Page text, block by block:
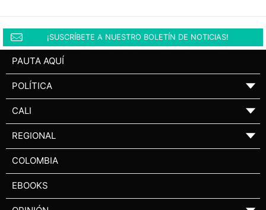
¡SUSCRÍBETE A NUESTRO BOLETÍN DE NOTICIAS!
PAUTA AQUÍ
POLÍTICA ▼
CALI ▼
REGIONAL ▼
COLOMBIA
EBOOKS